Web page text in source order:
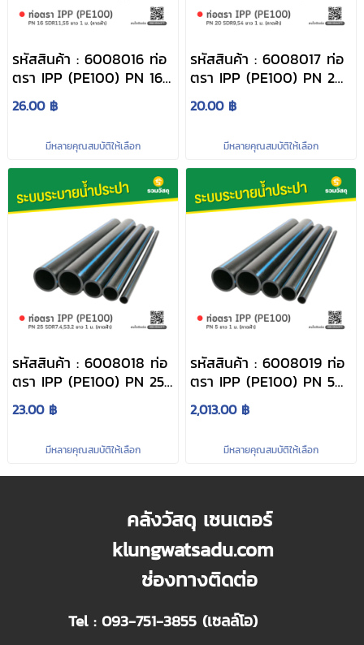
รหัสสินค้า : 6008016 ท่อ
ตรา IPP (PE100) PN 16
SDR11,S5 ยาว 1 ม. (คาด
ฟ้า)
26.00 ฿
มีหลายคุณสมบัติให้เลือก
รหัสสินค้า : 6008017 ท่อ
ตรา IPP (PE100) PN 20
SDR9,S4 ยาว 1 ม. (คาด
ฟ้า)
20.00 ฿
มีหลายคุณสมบัติให้เลือก
รหัสสินค้า : 6008018 ท่อ
ตรา IPP (PE100) PN 25
SDR7.4,S3.2 ยาว 1 ม.
(คาดฟ้า)
23.00 ฿
มีหลายคุณสมบัติให้เลือก
รหัสสินค้า : 6008019 ท่อ
ตรา IPP (PE100) PN 5
ยาว 1 ม. (คาดฟ้า)
2,013.00 ฿
มีหลายคุณสมบัติให้เลือก
คลังวัสดุ เซนเตอร์
klungwatsadu.com
ช่องทางติดต่อ
Tel : 093-751-3855 (เซลล์โอ)